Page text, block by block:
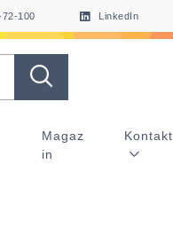
72-100 LinkedIn
Magaz
in
Kontakt